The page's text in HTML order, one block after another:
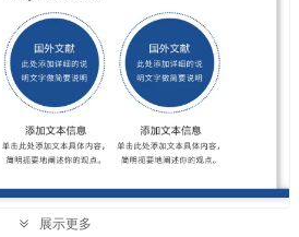
展示更多